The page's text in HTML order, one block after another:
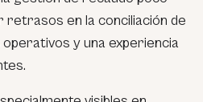
en la conciliación de
y una experiencia